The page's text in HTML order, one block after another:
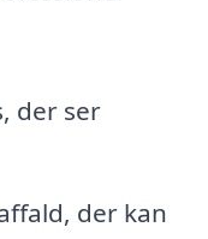
der ser
der kan